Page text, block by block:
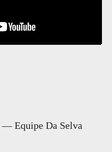
— Equipe Da Selva